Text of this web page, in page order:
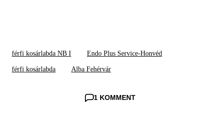
férfi kosárlabda NB I Endo Plus Service-Honvéd
férfi kosárlabda Alba Fehérvár
1 KOMMENT